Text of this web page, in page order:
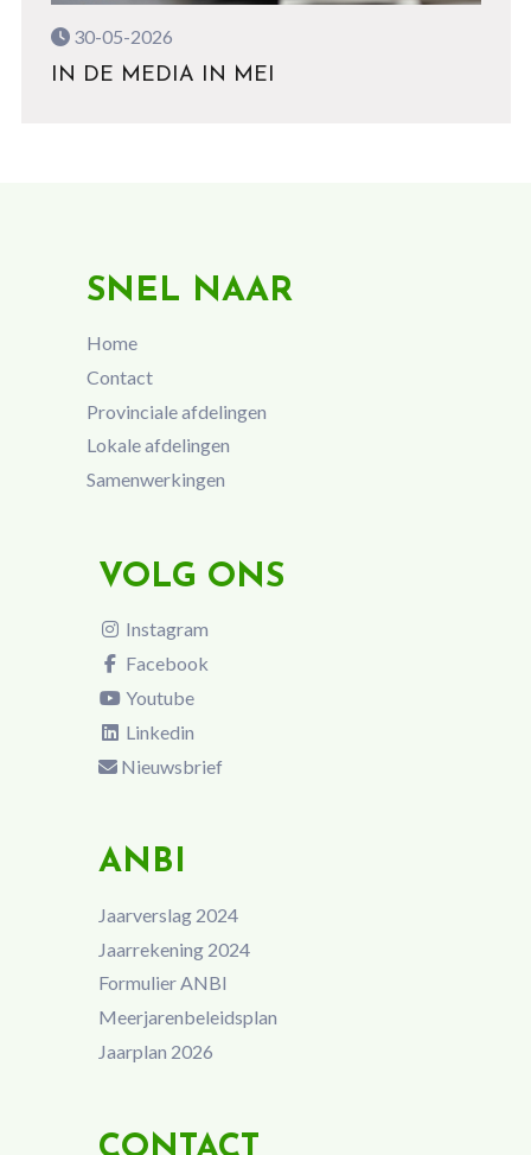
30-05-2026
IN DE MEDIA IN MEI
SNEL NAAR
Home
Contact
Provinciale afdelingen
Lokale afdelingen
Samenwerkingen
VOLG ONS
Instagram
Facebook
Youtube
Linkedin
Nieuwsbrief
ANBI
Jaarverslag 2024
Jaarrekening 2024
Formulier ANBI
Meerjarenbeleidsplan
Jaarplan 2026